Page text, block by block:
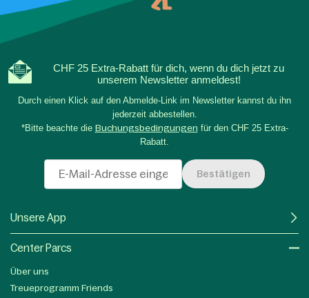
CHF 25 Extra-Rabatt für dich, wenn du dich jetzt zu
unserem Newsletter anmeldest!
Durch einen Klick auf den Abmelde-Link im Newsletter kannst du ihn
jederzeit abbestellen.
*Bitte beachte die Buchungsbedingungen für den CHF 25 Extra-
Rabatt.
Bestätigen
Unsere App
Center Parcs
Über uns
Treueprogramm Friends